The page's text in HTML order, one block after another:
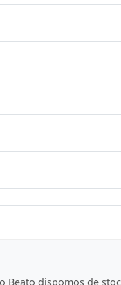
Beato dispomos de